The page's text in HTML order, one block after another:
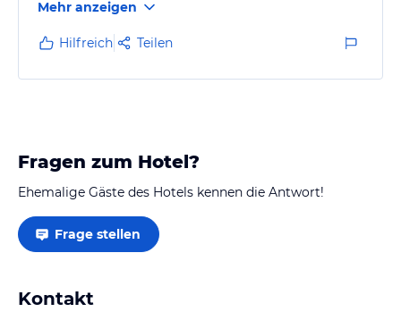
Mehr anzeigen
Hilfreich Teilen
Fragen zum Hotel?
Ehemalige Gäste des Hotels kennen die Antwort!
Frage stellen
Kontakt